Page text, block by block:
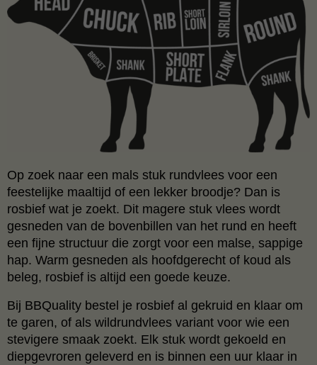
Op zoek naar een mals stuk rundvlees voor een
feestelijke maaltijd of een lekker broodje? Dan is
rosbief wat je zoekt. Dit magere stuk vlees wordt
gesneden van de bovenbillen van het rund en heeft
een fijne structuur die zorgt voor een malse, sappige
hap. Warm gesneden als hoofdgerecht of koud als
beleg, rosbief is altijd een goede keuze.
Bij BBQuality bestel je rosbief al gekruid en klaar om
te garen, of als wildrundvlees variant voor wie een
stevigere smaak zoekt. Elk stuk wordt gekoeld en
diepgevroren geleverd en is binnen een uur klaar in